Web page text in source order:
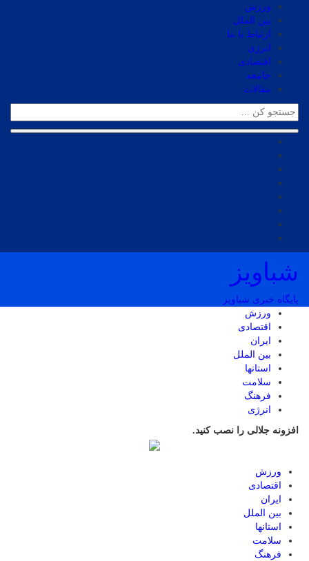
ورزش
بین الملل
ارتباط با ما
انرژی
اقتصادی
جامعه
مقالات
شباویز
پایگاه خبری شباویز
ورزش
اقتصادی
ایران
بین الملل
استانها
سلامت
فرهنگ
انرژی
افزونه جلالی را نصب کنید.
ورزش
اقتصادی
ایران
بین الملل
استانها
سلامت
فرهنگ